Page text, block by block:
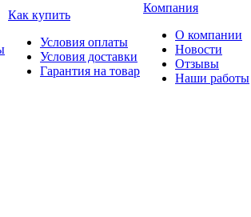
Как купить
Условия оплаты
Условия доставки
Гарантия на товар
Компания
О компании
Новости
Отзывы
Наши работы